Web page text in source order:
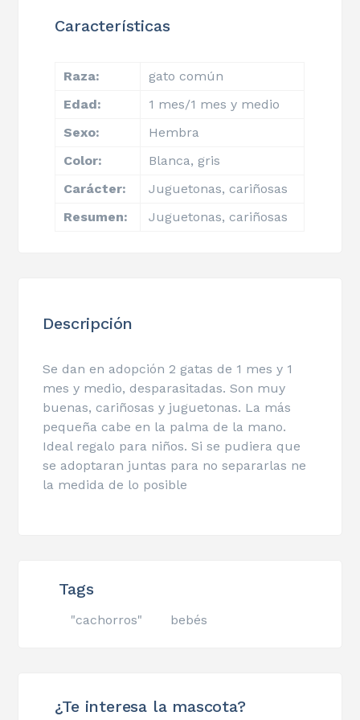
Características
Raza:
gato común
Edad:
1 mes/1 mes y medio
Sexo:
Hembra
Color:
Blanca, gris
Carácter:
Juguetonas, cariñosas
Resumen:
Juguetonas, cariñosas
Descripción
Se dan en adopción 2 gatas de 1 mes y 1
mes y medio, desparasitadas. Son muy
buenas, cariñosas y juguetonas. La más
pequeña cabe en la palma de la mano.
Ideal regalo para niños. Si se pudiera que
se adoptaran juntas para no separarlas ne
la medida de lo posible
Tags
"cachorros" bebés
¿Te interesa la mascota?